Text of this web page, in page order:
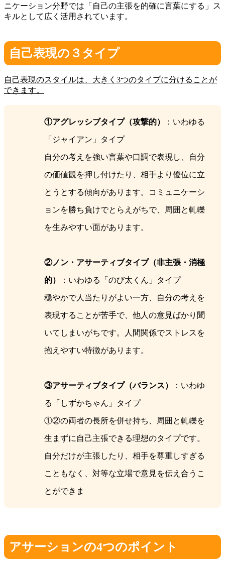
ニケーション分野では「自己の主張を的確に言葉にする」ス
キルとして広く活用されています。
自己表現の３タイプ
自己表現のスタイルは、大きく3つのタイプに分けることが
できます。
①アグレッシブタイプ（攻撃的） ：いわゆる
「ジャイアン」タイプ
自分の考えを強い言葉や口調で表現し、自分
の価値観を押し付けたり、相手より優位に立
とうとする傾向があります。コミュニケーシ
ョンを勝ち負けでとらえがちで、周囲と軋轢
を生みやすい面があります。
②ノン・アサーティブタイプ（非主張・消極
的） ：いわゆる「のび太くん」タイプ
穏やかで人当たりがよい一方、自分の考えを
表現することが苦手で、他人の意見ばかり聞
いてしまいがちです。人間関係でストレスを
抱えやすい特徴があります。
③アサーティブタイプ（バランス） ：いわゆ
る「しずかちゃん」タイプ
①②の両者の長所を併せ持ち、周囲と軋轢を
生まずに自己主張できる理想のタイプです。
自分だけが主張したり、相手を尊重しすぎる
こともなく、対等な立場で意見を伝え合うこ
とができま
アサーションの4つのポイント